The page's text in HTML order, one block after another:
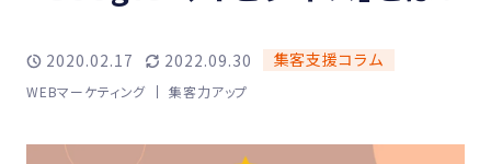
2020.02.17 2022.09.30 集客支援コラム
WEBマーケティング 集客力アップ